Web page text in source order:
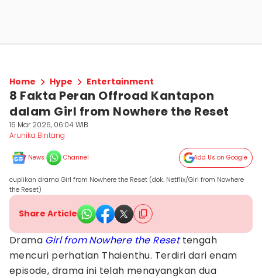
Home Hype Entertainment
8 Fakta Peran Offroad Kantapon
dalam Girl from Nowhere the Reset
16 Mar 2026, 06:04 WIB
Arunika Bintang
News Channel Add Us on Google
cuplikan drama Girl from Nowhere the Reset (dok. Netflix/Girl from Nowhere
the Reset)
Share Article
Drama Girl from Nowhere the Reset tengah
mencuri perhatian Thaienthu. Terdiri dari enam
episode, drama ini telah menayangkan dua